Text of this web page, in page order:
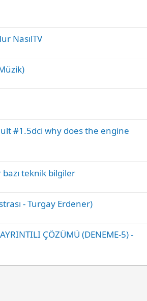
NasılTV
#1.5dci why does the engine
teknik bilgiler
- Turgay Erdener)
ÇÖZÜMÜ (DENEME-5) -